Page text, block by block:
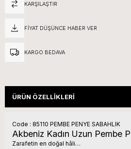
KARŞILAŞTIR
FIYAT DÜŞÜNCE HABER VER
KARGO BEDAVA
ÜRÜN ÖZELLIKLERI
Code : 85110 PEMBE PENYE SABAHLIK
Akbeniz Kadın Uzun Pembe
Zarafetin en doğal hâli…